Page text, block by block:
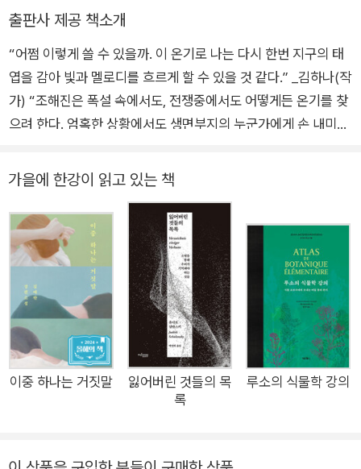
고요히 꿈꾼다.
망각되지 않고 기억될 수 있도록,
아픔과 고통이 반복되지 않기를 바라는 마음이 모일 수 있도록……
출판사 제공 책소개
“어쩜 이렇게 쓸 수 있을까. 이 온기로 나는 다시 한번 지구의 태
엽을 감아 빛과 멜로디를 흐르게 할 수 있을 것 같다.” _김하나(작
가) “조해진은 폭설 속에서도, 전쟁중에서도 어떻게든 온기를 찾
으려 한다. 엄혹한 상황에서도 생면부지의 누군가에게 손 내미는
간절함으로, 조해진 5년 만의 신작 장편 고립되거나 소외된 이들
람에 대한 신뢰를 잃지 않는 작가 조해진의 신작 장편소설 『빛과
멜로디』가 문학동네에서 출간되었다. 2004년 작품활동을 시작
한 이후 소설집과 장편소설을 넘나들며 활발한 활동을 이어온 조
해진은 매 작품 부드럽고 정확한 문장으로 진정성 있는 메시지를
그려왔다. 사회의 관심 밖에 놓인 인물의 삶을 또렷하게 응시하는
조해진의 시선은 특히 장편에서 잘 드러난다. 탈북인 ‘로기완’의
삶을 조명한 『로기완을 만났다』(창비, 2011), 자신의 힘으로 극복
할 수 없는 괴로움에 잠긴 이들이 서로 마주하는 과정을 담은 『여
름을 지나가다』(문예중앙, 2015), 그리고 해외입양과 기지촌 여
가을에 한강이 읽고 있는 책
이중 하나는 거짓말
잃어버린 것들의 목
록
루소의 식물학 강의